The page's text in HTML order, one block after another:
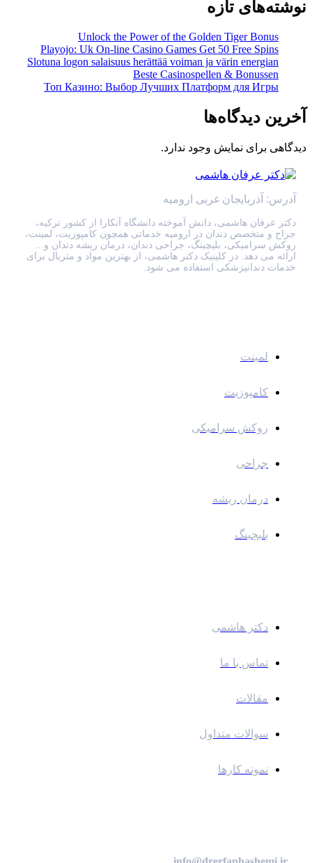
نوشته‌های تازه
Unlock the Power of the Golden Tiger Bonus
Playojo: Uk On-line Casino Games Get 50 Free Spins
Slotuna logon salaisuus herättää voiman ja värin energian
Beste Casinospellen & Bonussen
Топ Казино: Выбор Лучших Платформ для Игры
آخرین دیدگاه‌ها
دیدگاهی برای نمایش وجود ندارد.
آدرس: آذربایجان غربی ارومیه
دکتر عرفان هاشمی، دانش آموخته دانشگاه آنکارا از کشور ترکیه،
جراح و متخصص دندان در ارومیه خدماتی همچون کامپوزیت، لمینت،
روکش سرامیکی، بلیچینگ، جراحی دندان، درمان ریشه دندان و…
ارائه می دهد. در کلینیک دکتر هاشمی، از بهترین مواد و متریال برای
خدمات دندانپزشکی استفاده می شود.
لمینت
کامپوزیت
روکش سرامیکی
جراحی
درمان ریشه
بلیچینگ
دکتر هاشمی
تماس با ما
مقالات
سوالات متداول
نمونه کارها